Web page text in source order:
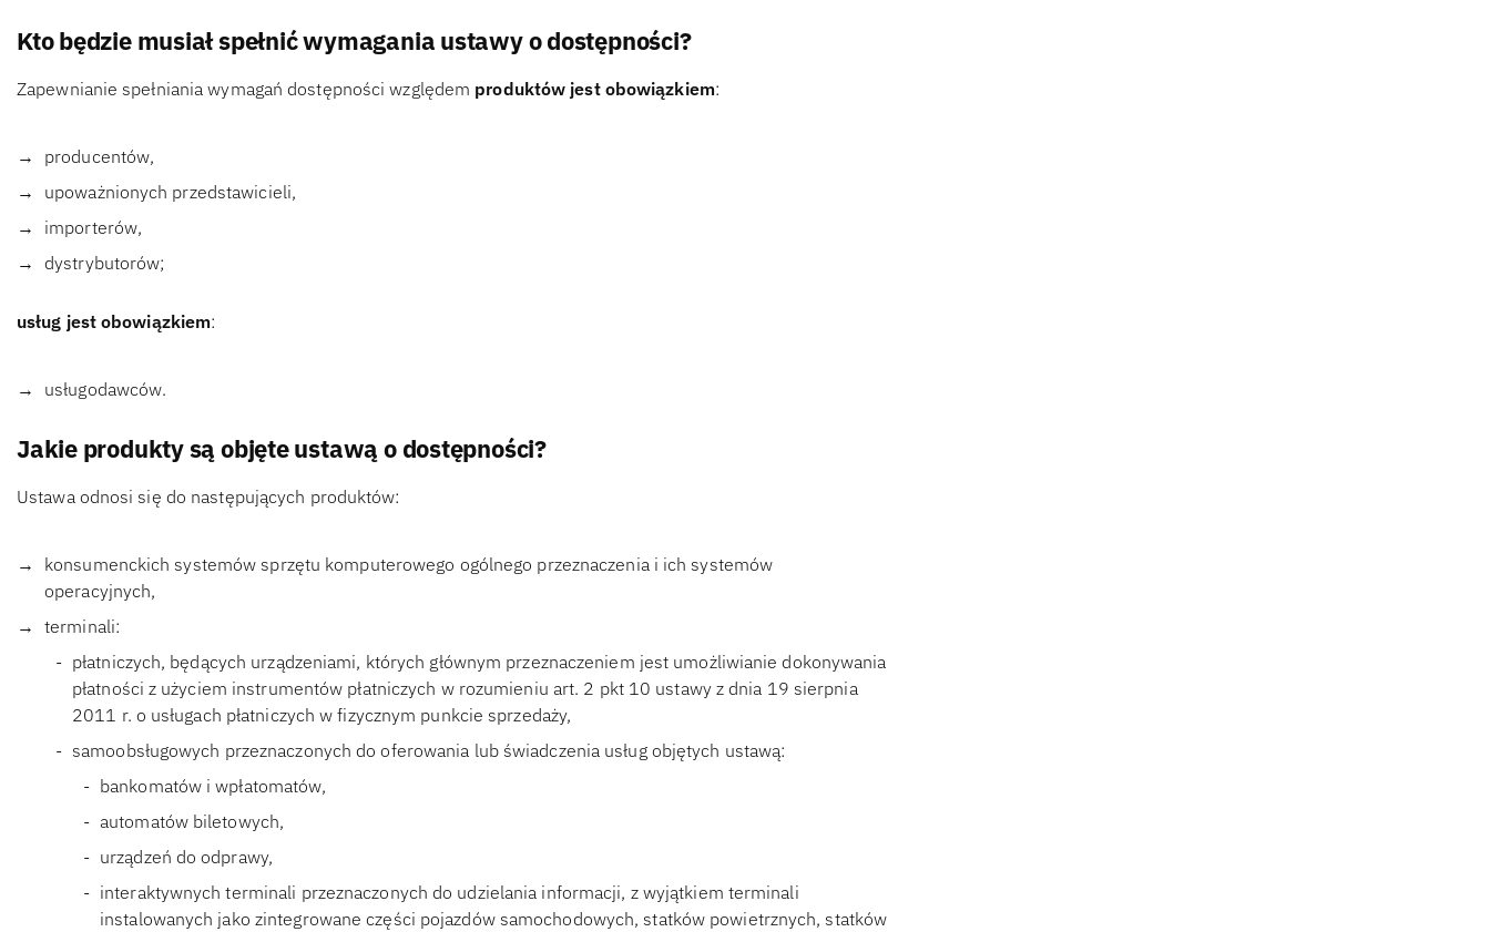
Kto będzie musiał spełnić wymagania ustawy o dostępności?
Zapewnianie spełniania wymagań dostępności względem produktów jest obowiązkiem:
producentów,
upoważnionych przedstawicieli,
importerów,
dystrybutorów;
usług jest obowiązkiem:
usługodawców.
Jakie produkty są objęte ustawą o dostępności?
Ustawa odnosi się do następujących produktów:
konsumenckich systemów sprzętu komputerowego ogólnego przeznaczenia i ich systemów
operacyjnych,
terminali:
płatniczych, będących urządzeniami, których głównym przeznaczeniem jest umożliwianie dokonywania
płatności z użyciem instrumentów płatniczych w rozumieniu art. 2 pkt 10 ustawy z dnia 19 sierpnia
2011 r. o usługach płatniczych w fizycznym punkcie sprzedaży,
samoobsługowych przeznaczonych do oferowania lub świadczenia usług objętych ustawą:
bankomatów i wpłatomatów,
automatów biletowych,
urządzeń do odprawy,
interaktywnych terminali przeznaczonych do udzielania informacji, z wyjątkiem terminali
instalowanych jako zintegrowane części pojazdów samochodowych, statków powietrznych, statków